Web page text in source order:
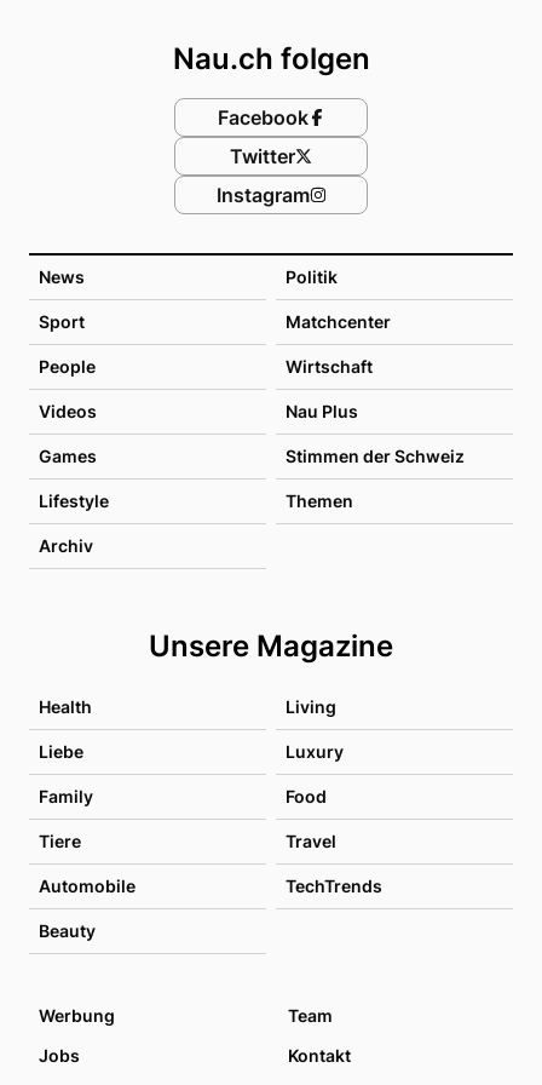
News Politik
Sport Matchcenter
People Wirtschaft
Videos Nau Plus
Games Stimmen der Schweiz
Lifestyle Themen
Archiv
Unsere Magazine
Health Living
Liebe Luxury
Family Food
Tiere Travel
Automobile TechTrends
Beauty
Nau.ch folgen
Facebook
Twitter
Instagram
Werbung
Team
Jobs
Kontakt